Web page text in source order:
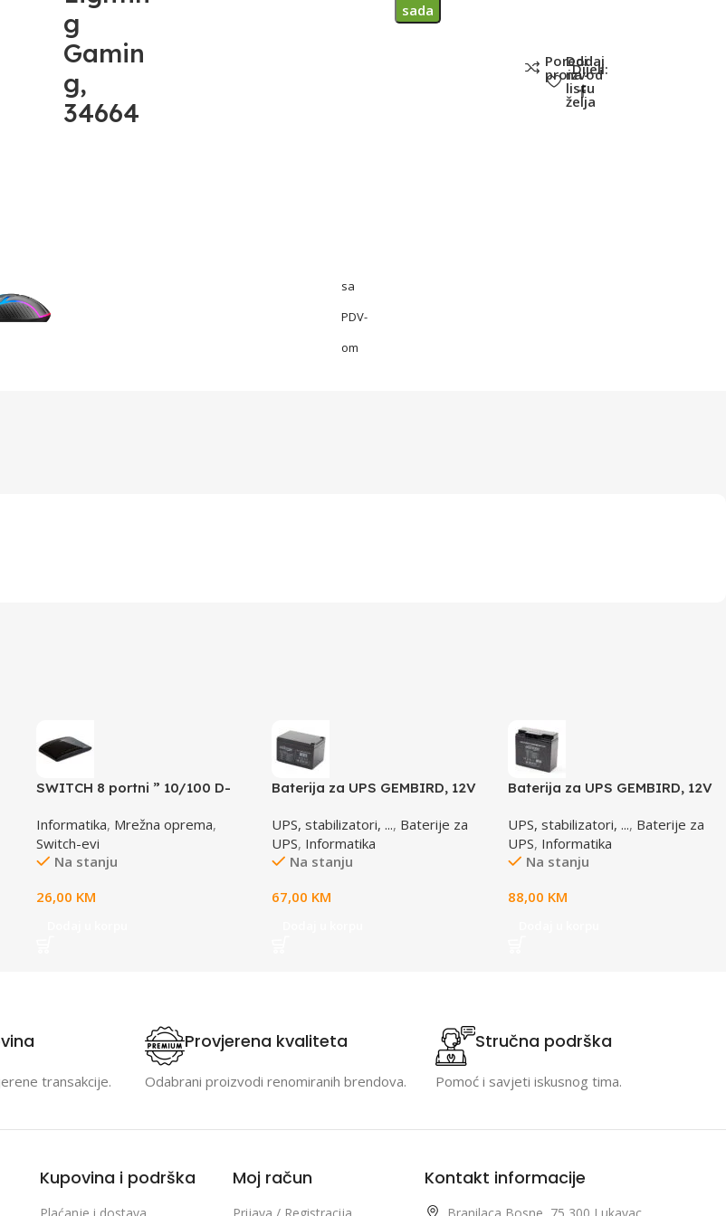
g
Gamin
g,
34664
sa
PDV-
om
sada
Poredi
proizvod
Dodaj
na
listu
želja
Dijeli:
SWITCH 8 portni ” 10/100 D-
Informatika, Mrežna oprema,
Switch-evi
Na stanju
26,00 KM
Baterija za UPS GEMBIRD, 12V
UPS, stabilizatori, ..., Baterije za
UPS, Informatika
Na stanju
67,00 KM
Baterija za UPS GEMBIRD, 12V
UPS, stabilizatori, ..., Baterije za
UPS, Informatika
Na stanju
88,00 KM
transakcije.
Provjerena kvaliteta
Odabrani proizvodi renomiranih brendova.
Stručna podrška
Pomoć i savjeti iskusnog tima.
Kupovina i podrška Moj račun Kontakt informacije